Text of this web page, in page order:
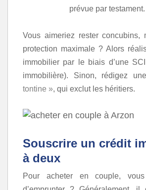
prévue par testament.
Vous aimeriez rester concubins,
protection maximale ? Alors
immobilier par le biais d’une
immobilière). Sinon, rédigez
tontine », qui exclut les héritiers.
Souscrire un crédit
à deux
Pour acheter en couple,